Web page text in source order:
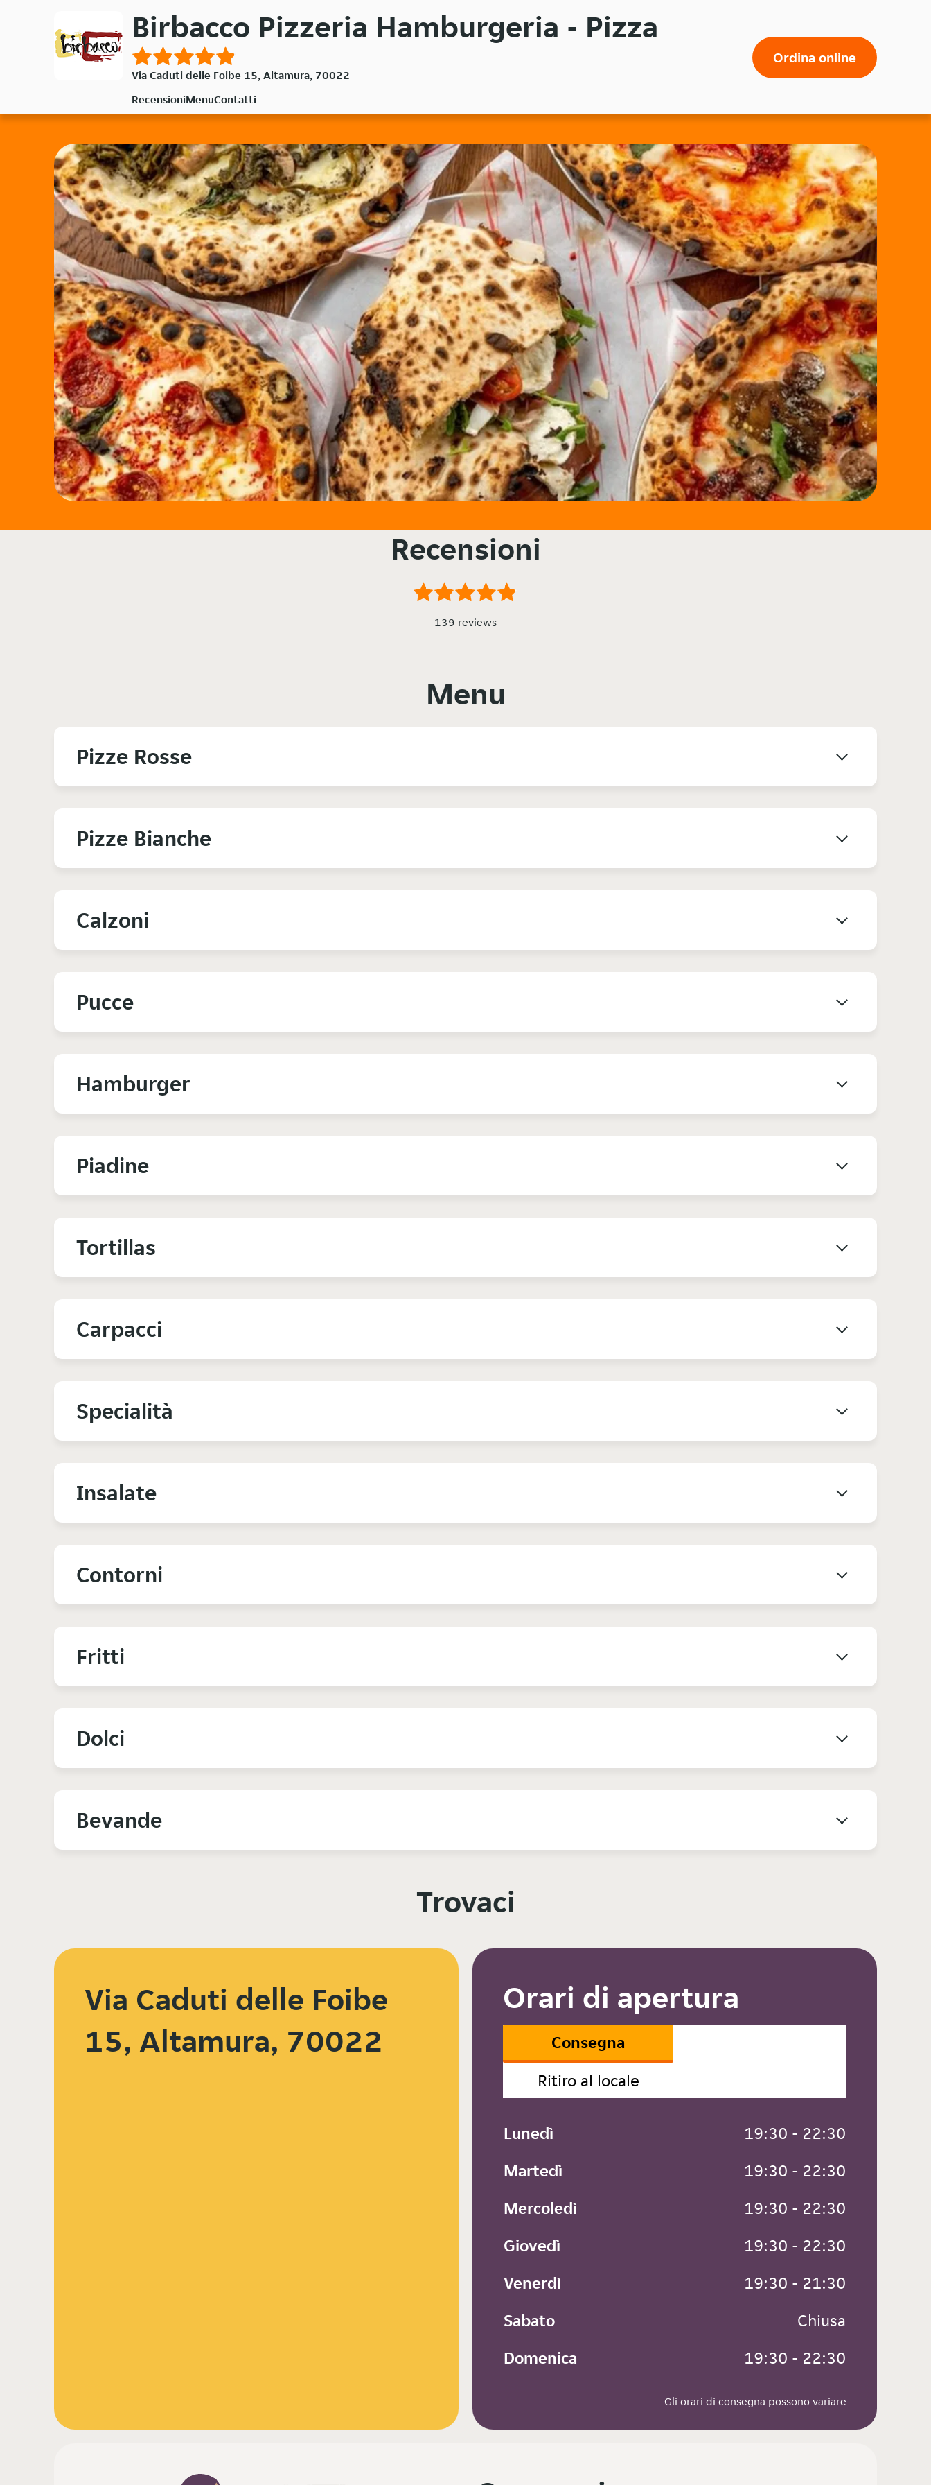
Birbacco Pizzeria Hamburgeria - Pizza
Via Caduti delle Foibe 15, Altamura, 70022
Ordina online
RecensioniMenuContatti
Recensioni
139 reviews
Menu
Pizze Rosse
Pizze Bianche
Calzoni
Pucce
Hamburger
Piadine
Tortillas
Carpacci
Specialità
Insalate
Contorni
Fritti
Dolci
Bevande
Trovaci
Via Caduti delle Foibe
15, Altamura, 70022
Orari di apertura
Consegna
Ritiro al locale
Lunedì
19:30 - 22:30
Martedì
19:30 - 22:30
Mercoledì
19:30 - 22:30
Giovedì
19:30 - 22:30
Venerdì
19:30 - 21:30
Sabato
Chiusa
Domenica
19:30 - 22:30
Gli orari di consegna possono variare